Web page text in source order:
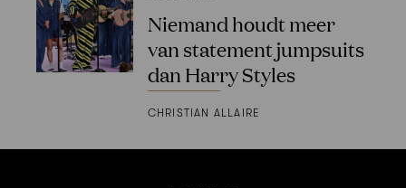
Niemand houdt meer
van statement jumpsuits
dan Harry Styles
CHRISTIAN ALLAIRE